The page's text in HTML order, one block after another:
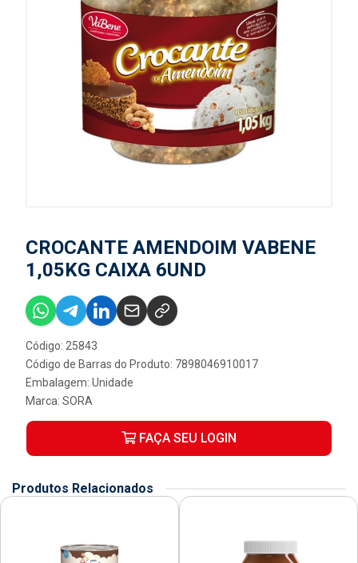
CROCANTE AMENDOIM VABENE
1,05KG CAIXA 6UND
Código: 25843
Código de Barras do Produto: 7898046910017
Embalagem: Unidade
Marca: SORA
FAÇA SEU LOGIN
Produtos Relacionados